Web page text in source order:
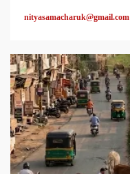
nityasamacharuk@gmail.com